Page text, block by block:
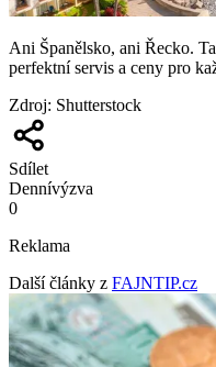
Ani Španělsko, ani Řecko.
perfektní servis a ceny pro
Zdroj: Shutterstock
Sdílet
Dennívýzva
0
Reklama
Další články z FAJNTIP.cz